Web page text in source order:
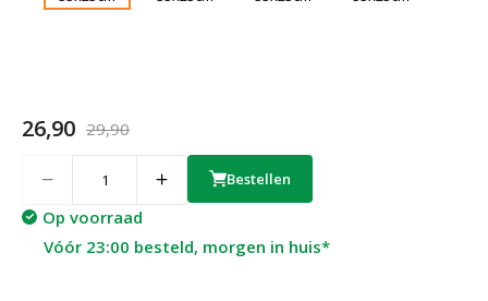
26,90 29,90
Bestellen
Op voorraad
Vóór 23:00 besteld, morgen in huis*